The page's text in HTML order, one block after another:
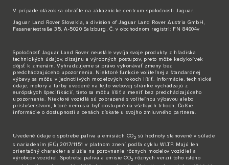
V prípade otázok sa obráťte na zákaznícke centrum spoločnosti Jaguar.
Jaguar Land Rover Slovakia, a division of Jaguar Land Rover Austria GmbH,
Fasaneriestraße 35, A-5020 Salzburg, Č. v obchodnom registri: FN 84604v
Spoločnosť Jaguar Land Rover neustále vyvíja svoje produkty z hľadiska
technických údajov, dizajnu a výrobných postupov, preto môže kedykoľvek
dôjsť k zmenám. Vyhradzujeme si právo vykonávať zmeny bez
predchádzajúceho upozornenia. Niektoré funkcie voliteľnej a štandardnej
výbavy sa môžu v jednotlivých modelových rokoch líšiť. Informácie, technické
údaje, motory a farby uvedené na tejto webovej stránke vychádzajú z
európskych špecifikácií, tieto sa môžu líšiť a meniť bez predchádzajúceho
upozornenia. Niektoré vozidlá sú zobrazené s voliteľnou výbavou alebo
príslušenstvom, ktoré nemusia byť dostupné na všetkých trhoch. Ďalšie
informácie o dostupnosti a cenách získate u svojho zmluvného partnera.
Uvedené údaje o spotrebe paliva a emisiách CO2 sú hodnoty stanovené v súlade
s nariadením (EÚ) 2017/1151 v platnom znení podľa cyklu WLTP. Majú len
orientačný charakter a slúžia na porovnanie rôznych modelov vozidiel a
výrobcov vozidiel. Spotreba paliva a emisie CO2
rôznych verzií toho istého